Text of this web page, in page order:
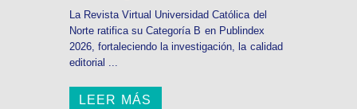
La Revista Virtual Universidad Católica del
Norte ratifica su Categoría B en Publindex
2026, fortaleciendo la investigación, la calidad
editorial ...
LEER MÁS